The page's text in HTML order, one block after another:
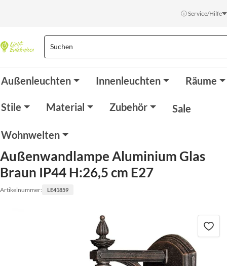
ⓘ Service/Hilfe
Außenleuchten Innenleuchten Räume
Stile Material Zubehör Sale
Wohnwelten
Außenwandlampe Aluminium Glas
Braun IP44 H:26,5 cm E27
Artikelnummer: LE41859